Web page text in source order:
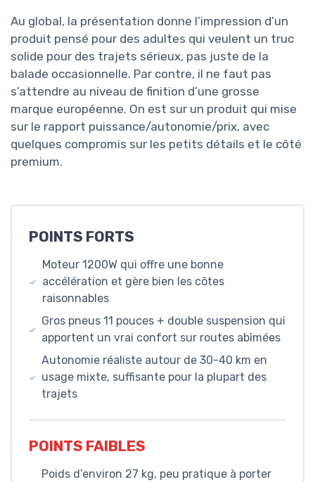
Au global, la présentation donne l’impression d’un
produit pensé pour des adultes qui veulent un truc
solide pour des trajets sérieux, pas juste de la
balade occasionnelle. Par contre, il ne faut pas
s’attendre au niveau de finition d’une grosse
marque européenne. On est sur un produit qui mise
sur le rapport puissance/autonomie/prix, avec
quelques compromis sur les petits détails et le côté
premium.
POINTS FORTS
Moteur 1200W qui offre une bonne
accélération et gère bien les côtes
raisonnables
Gros pneus 11 pouces + double suspension qui
apportent un vrai confort sur routes abîmées
Autonomie réaliste autour de 30-40 km en
usage mixte, suffisante pour la plupart des
trajets
POINTS FAIBLES
Poids d’environ 27 kg, peu pratique à porter